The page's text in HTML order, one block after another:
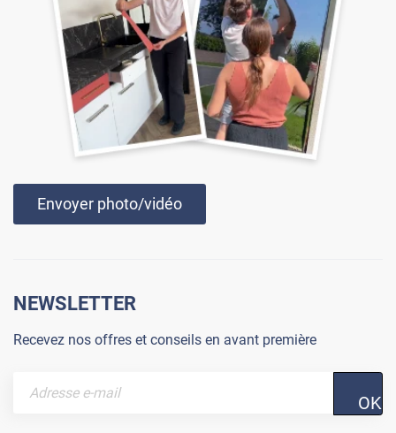
Envoyer photo/vidéo
NEWSLETTER
Recevez nos offres et conseils en avant première
OK